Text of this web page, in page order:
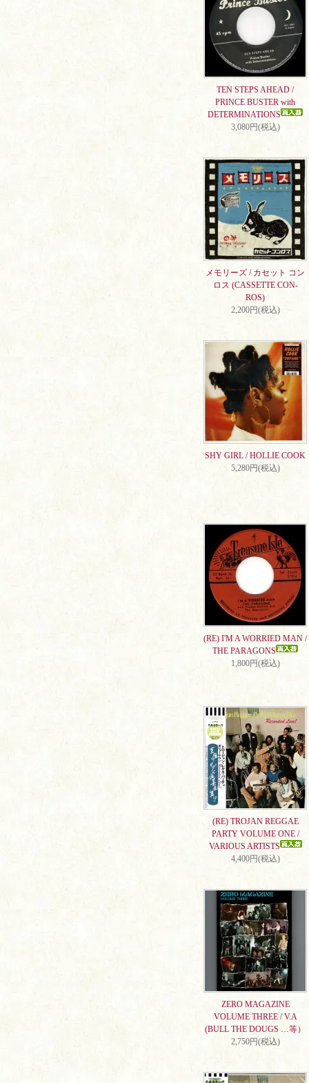
TEN STEPS AHEAD /
PRINCE BUSTER with
DETERMINATIONS
3,080円(税込)
メモリーズ / カセット コン
ロス (CASSETTE CON-
ROS)
2,200円(税込)
SHY GIRL / HOLLIE COOK
5,280円(税込)
(RE) I'M A WORRIED MAN /
THE PARAGONS
1,800円(税込)
(RE) TROJAN REGGAE
PARTY VOLUME ONE /
VARIOUS ARTISTS
4,400円(税込)
ZERO MAGAZINE
VOLUME THREE / V.A
(BULL THE DOUGS …等）
2,750円(税込)